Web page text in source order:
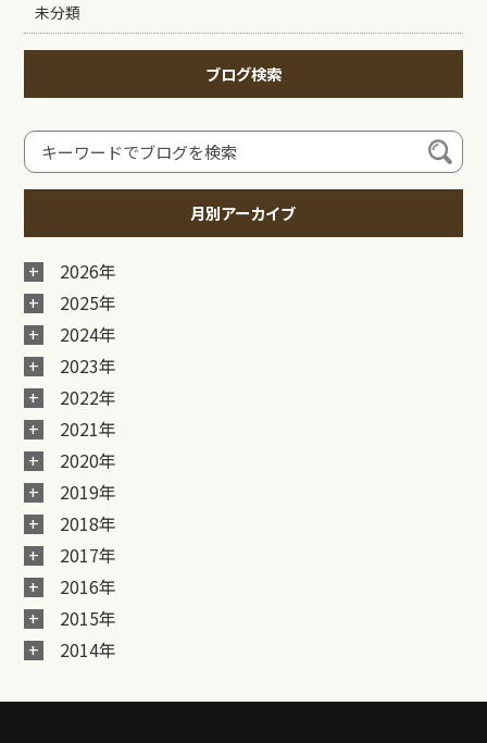
未分類
ブログ検索
月別アーカイブ
2026年
2025年
2024年
2023年
2022年
2021年
2020年
2019年
2018年
2017年
2016年
2015年
2014年